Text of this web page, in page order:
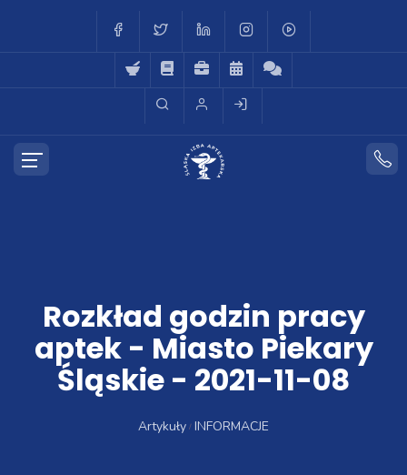
Rozkład godzin pracy
aptek - Miasto Piekary
Śląskie - 2021-11-08
Artykuły INFORMACJE